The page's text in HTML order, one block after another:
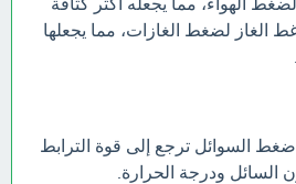
الغاز لضغط الغازات، مما يجعلها
السوائل ترجع إلى قوة الترابط
السائل ودرجة الحرارة.